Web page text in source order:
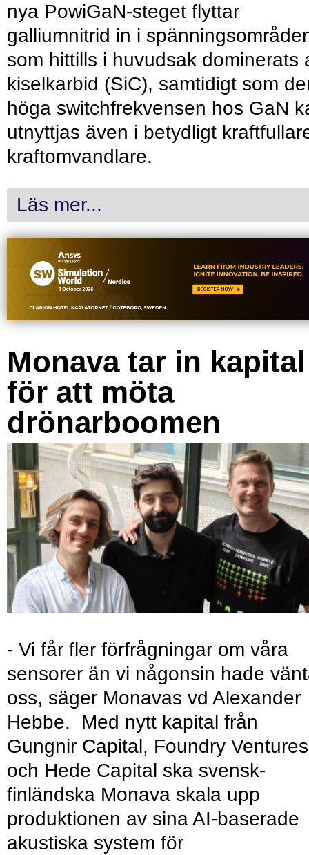
nya PowiGaN-steget flyttar
galliumnitrid in i
som hittills i huvudsak dominerats
kiselkarbid (SiC), samtidigt som
höga switchfrekvensen hos GaN
utnyttjas även i betydligt
kraftomvandlare.
Läs mer...
Monava tar in kapital
för att möta
drönarboomen
- Vi får fler förfrågningar om våra
sensorer än vi någonsin hade
oss, säger Monavas vd Alexander
Hebbe. Med nytt kapital från
Gungnir Capital, Foundry Ventures
och Hede Capital ska svensk-
finländska Monava skala upp
produktionen av sina AI-baserade
akustiska system för